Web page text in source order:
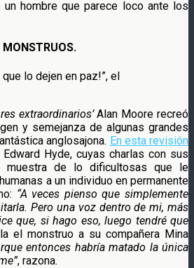
hombre que parece loco ante los
que lo dejen en paz!”, el
extraordinarios’Alan Moore recreó
y semejanza de algunas grandes
anglosajona. En esta revisión
Hyde, cuyas charlas con sus
muestra de lo dificultosas que le
a un individuo en permanente
“A veces pienso que simplemente
Pero una voz dentro de mi, más
que, si hago eso, luego tendré que
el monstruo a su compañera Mina
entonces habría matado la única
, razona.